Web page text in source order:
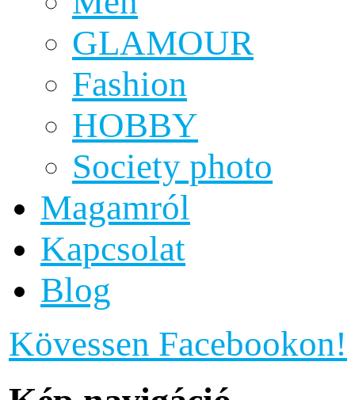
GLAMOUR
Fashion
HOBBY
Society photo
Magamról
Kapcsolat
Blog
Kövessen Facebookon!